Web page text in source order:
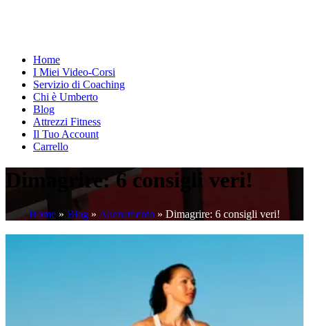
Home
I Miei Video-Corsi
Servizio di Coaching
Chi è Umberto
Blog
Attrezzi Fitness
Il Tuo Account
Carrello
Dimagrire: 6 consigli veri!
Home » Blog » Allenamento » Dimagrire: 6 consigli veri!